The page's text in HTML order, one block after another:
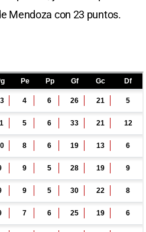
Mendoza con 23 puntos.